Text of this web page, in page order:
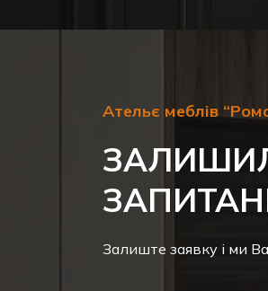
Ательє меблів
Залиште заявку і ми